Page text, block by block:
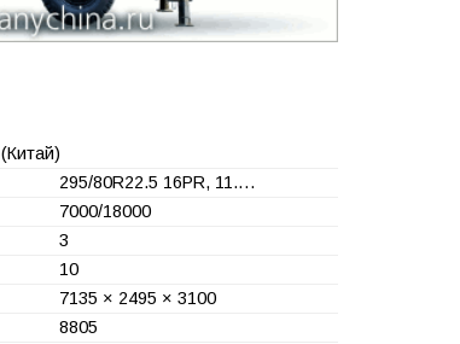
(Китай)
295/80R22.5 16PR, 11.…
7000/18000
3
10
7135 × 2495 × 3100
8805